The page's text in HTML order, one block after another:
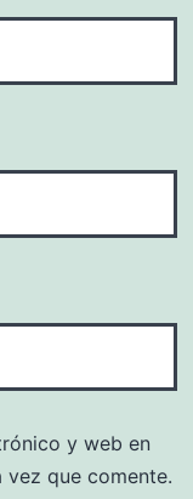
y web en
que comente.